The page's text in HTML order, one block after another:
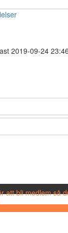
2019-09-24
att bli medlem så